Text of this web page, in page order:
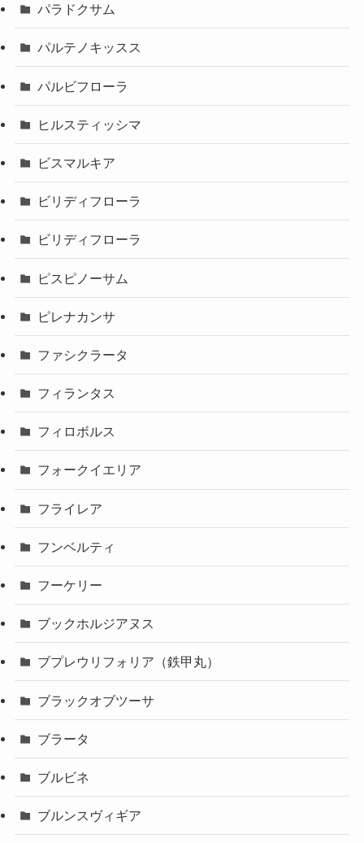
パラドクサム
パルテノキッスス
パルビフローラ
ヒルスティッシマ
ビスマルキア
ビリディフローラ
ビリディフローラ
ピスピノーサム
ピレナカンサ
ファシクラータ
フィランタス
フィロボルス
フォークイエリア
フライレア
フンベルティ
フーケリー
ブックホルジアヌス
ブプレウリフォリア（鉄甲丸）
ブラックオブツーサ
ブラータ
ブルビネ
ブルンスヴィギア